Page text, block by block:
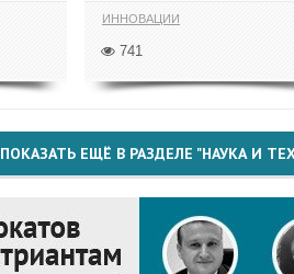
ИННОВАЦИИ
741
ПОКАЗАТЬ ЕЩЁ В РАЗДЕЛЕ "НАУКА И